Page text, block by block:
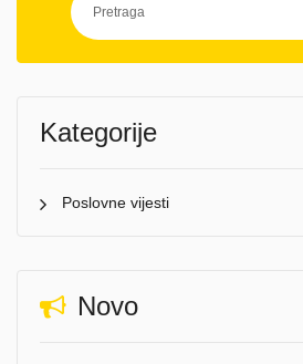
Kategorije
Poslovne vijesti
Novo